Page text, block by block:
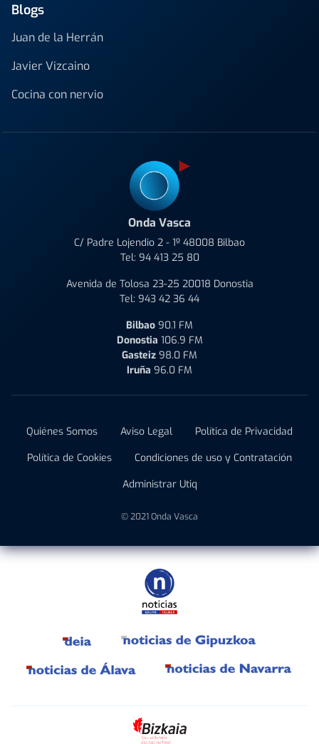
Blogs
Juan de la Herrán
Javier Vizcaino
Cocina con nervio
Onda Vasca
C/ Padre Lojendio 2 - 1º 48008 Bilbao
Tel: 94 413 25 80
Avenida de Tolosa 23-25 20018 Donostia
Tel: 943 42 36 44
Bilbao 90.1 FM
Donostia 106.9 FM
Gasteiz 98.0 FM
Iruña 96.0 FM
Quiénes Somos Aviso Legal
Política de Privacidad
Política de Cookies
Condiciones de uso y Contratación
Administrar Utiq
© 2021 Onda Vasca